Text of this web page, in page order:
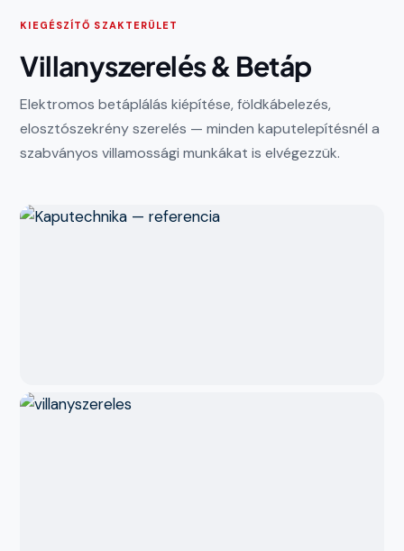
KIEGÉSZÍTŐ SZAKTERÜLET
Villanyszerelés & Betáp
Elektromos betáplálás kiépítése, földkábelezés,
elosztószekrény szerelés — minden kaputelepítésnél a
szabványos villamossági munkákat is elvégezzük.